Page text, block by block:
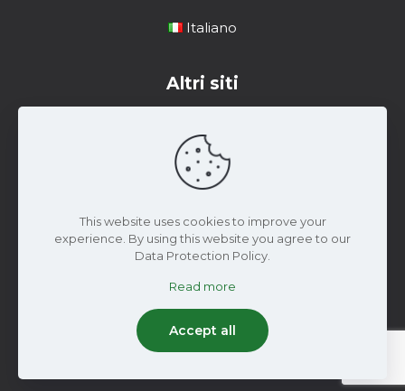
Italiano
Altri siti
Centro di formazione
Risorse di marketing
Materiale di Supporto
2024 Wiseconn Engineering | Tutti i diritti riservati
This website uses cookies to improve your
experience. By using this website you agree to our
Data Protection Policy.
Read more
Accept all